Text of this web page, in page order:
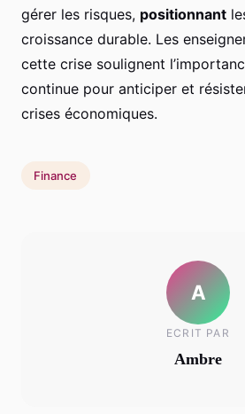
gérer les risques, positionnant
croissance durable. Les
cette crise soulignent
continue pour anticiper et
crises économiques.
Finance
A
ECRIT PAR
Ambre